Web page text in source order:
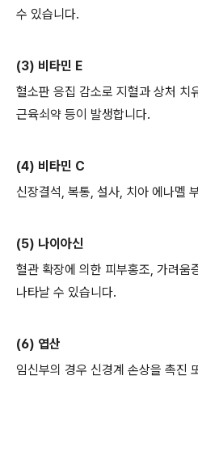
수 있습니다.
(3) 비타민 E
혈소판 응집 감소로 지혈과 상처 치
근육쇠약 등이 발생합니다.
(4) 비타민 C
신장결석, 복통, 설사, 치아 에나멜
(5) 나이아신
혈관 확장에 의한 피부홍조, 가려움
나타날 수 있습니다.
(6) 엽산
임신부의 경우 신경계 손상을 촉진